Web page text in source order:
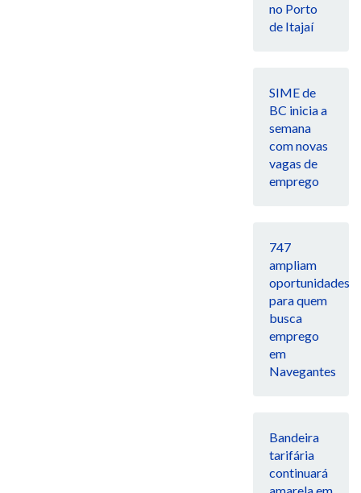
no Porto
de Itajaí
SIME de
BC inicia a
semana
com novas
vagas de
emprego
747
ampliam
oportunidades
para quem
busca
emprego
em
Navegantes
Bandeira
tarifária
continuará